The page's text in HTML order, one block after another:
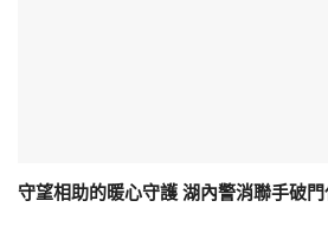
守望相助的暖心守護 湖內警消聯手破